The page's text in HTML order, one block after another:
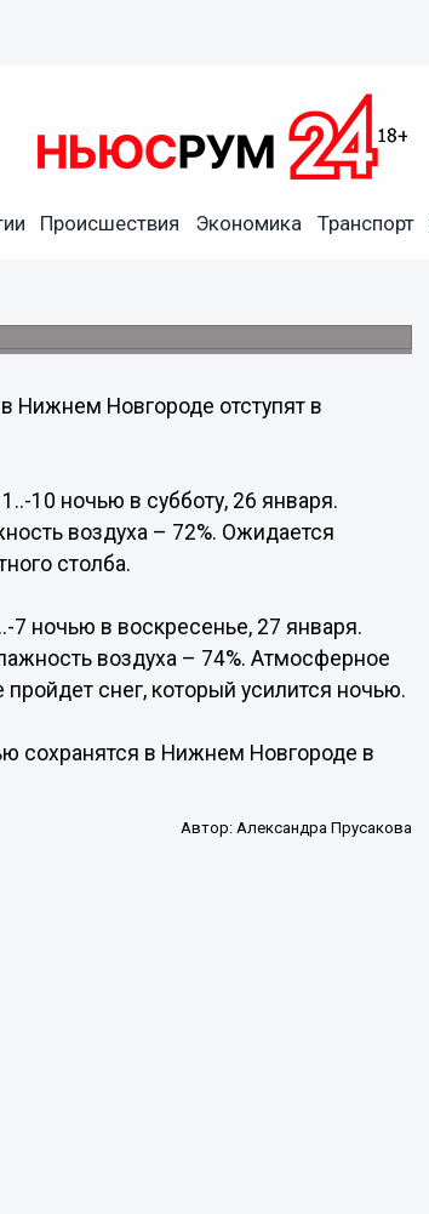
Происшествия Экономика Транспорт
Нижнем Новгороде отступят в
10 ночью в субботу, 26 января.
воздуха – 72%. Ожидается
столба.
7 ночью в воскресенье, 27 января.
воздуха – 74%. Атмосферное
снег, который усилится ночью.
сохранятся в Нижнем Новгороде в
Автор: Александра Прусакова